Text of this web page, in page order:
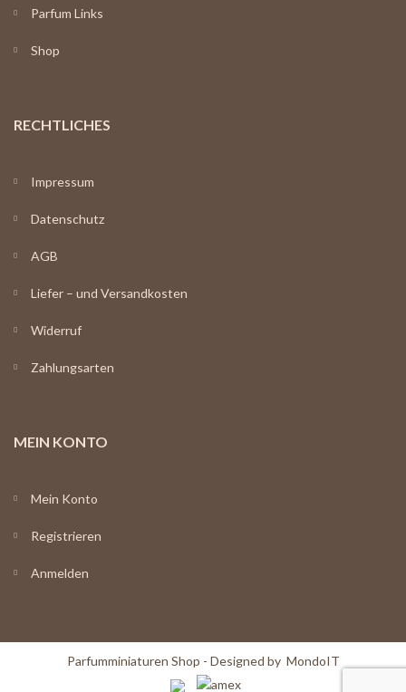
Parfum Links
Shop
RECHTLICHES
Impressum
Datenschutz
AGB
Liefer – und Versandkosten
Widerruf
Zahlungsarten
MEIN KONTO
Mein Konto
Registrieren
Anmelden
Parfumminiaturen Shop - Designed by MondoIT